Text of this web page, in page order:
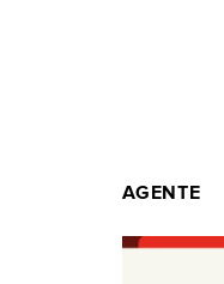
AGENTE